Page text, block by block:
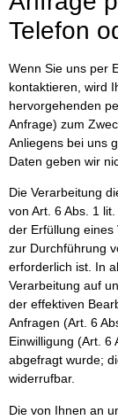
Telefon
Wenn Sie uns per
kontaktieren, wird
hervorgehenden
Anfrage) zum
Anliegens bei uns
Daten geben wir
Die Verarbeitung
von Art. 6 Abs. 1
der Erfüllung
zur Durchführung
erforderlich ist. In
Verarbeitung auf
der effektiven
Anfragen (Art. 6
Einwilligung (Art. 6
abgefragt wurde;
widerrufbar.
Die von Ihnen an